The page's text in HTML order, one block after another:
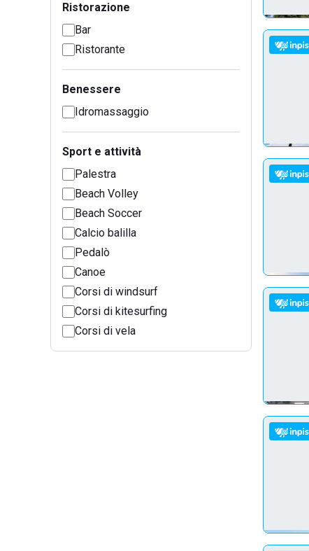
Ristorazione
Bar
Ristorante
Benessere
Idromassaggio
Sport e attività
Palestra
Beach Volley
Beach Soccer
Calcio balilla
Pedalò
Canoe
Corsi di windsurf
Corsi di kitesurfing
Corsi di vela